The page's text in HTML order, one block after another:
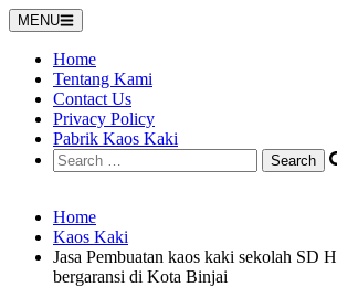
Skip
to
content
MENU
Home
Tentang Kami
Contact Us
Privacy Policy
Pabrik Kaos Kaki
Search
for:
Home
Kaos Kaki
Jasa Pembuatan kaos kaki sekolah SD
bergaransi di Kota Binjai